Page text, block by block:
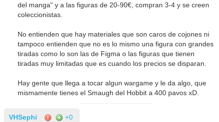
del manga" y a las figuras de 20-90€, compran 3-4 y se creen
coleccionistas.
No entienden que hay materiales que son caros de cojones ni
tampoco entienden que no es lo mismo una figura con grandes
tiradas como lo son las de Figma o las figuras que tienen
tiradas muy limitadas que es cuando los precios se disparan.
Hay gente que llega a tocar algun wargame y le da algo, que
mismamente tienes el Smaugh del Hobbit a 400 pavos xD.
VHSephi +0